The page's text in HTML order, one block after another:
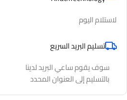
لاستلام اليوم
تسليم البريد السريع
سوف يقوم ساعي البريد لدينا
بالتسليم إلى العنوان المحدد